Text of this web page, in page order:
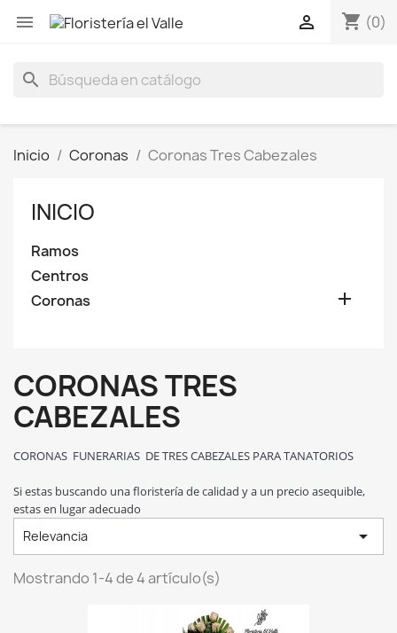
 shopping_cart (0)

search
Inicio Coronas Coronas Tres Cabezales
INICIO
Ramos
Centros
Coronas

CORONAS TRES
CABEZALES
CORONAS FUNERARIAS DE TRES CABEZALES PARA TANATORIOS
Si estas buscando una floristería de calidad y a un precio asequible,
estas en lugar adecuado
Relevancia 
Mostrando 1-4 de 4 artículo(s)